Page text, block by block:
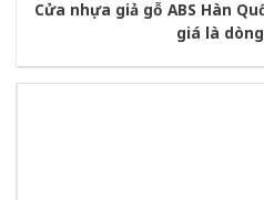
Cửa nhựa giả gỗ ABS Hàn
giá là